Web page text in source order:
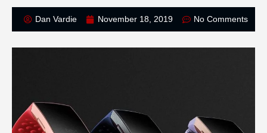
Dan Vardie November 18, 2019 No Comments